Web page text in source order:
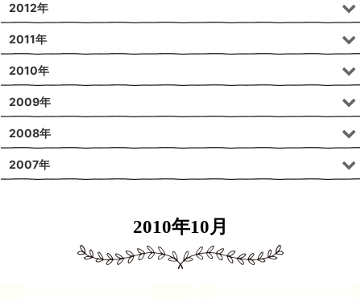
2010年10月
2012年
2011年
2010年
2009年
2008年
2007年